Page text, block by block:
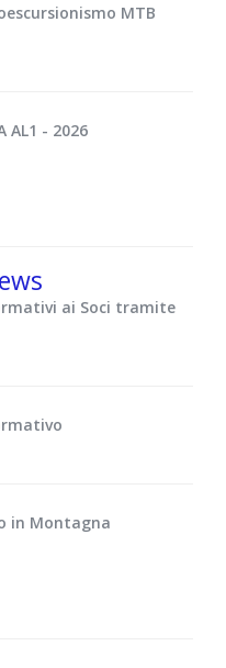
MTB
AL1 - 2026
ai Soci tramite
in Montagna